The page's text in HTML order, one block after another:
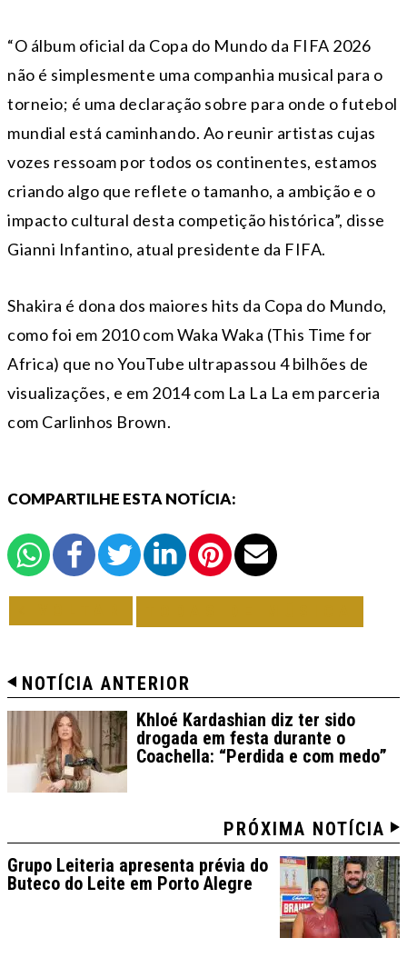
“O álbum oficial da Copa do Mundo da FIFA 2026
não é simplesmente uma companhia musical para o
torneio; é uma declaração sobre para onde o futebol
mundial está caminhando. Ao reunir artistas cujas
vozes ressoam por todos os continentes, estamos
criando algo que reflete o tamanho, a ambição e o
impacto cultural desta competição histórica”, disse
Gianni Infantino, atual presidente da FIFA.
Shakira é dona dos maiores hits da Copa do Mundo,
como foi em 2010 com Waka Waka (This Time for
Africa) que no YouTube ultrapassou 4 bilhões de
visualizações, e em 2014 com La La La em parceria
com Carlinhos Brown.
COMPARTILHE ESTA NOTÍCIA:
NOTÍCIA ANTERIOR
Khloé Kardashian diz ter sido
drogada em festa durante o
Coachella: “Perdida e com medo”
PRÓXIMA NOTÍCIA
Grupo Leiteria apresenta prévia do
Buteco do Leite em Porto Alegre